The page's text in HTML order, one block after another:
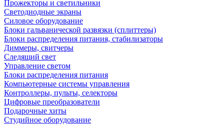
Прожекторы и светильники
Светодиодные экраны
Силовое оборудование
Блоки гальванической развязки (сплиттеры)
Блоки распределения питания, стабилизаторы
Диммеры, свитчеры
Следящий свет
Управление светом
Блоки распределения питания
Компьютерные системы управления
Контроллеры, пульты, селекторы
Цифровые преобразователи
Подарочные хиты
Студийное оборудование